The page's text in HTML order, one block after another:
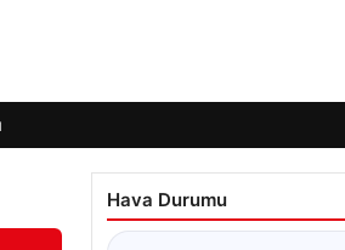
Hava Durumu